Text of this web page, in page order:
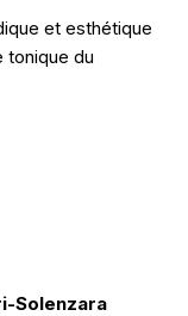
et esthétique
tonique du
Solenzara